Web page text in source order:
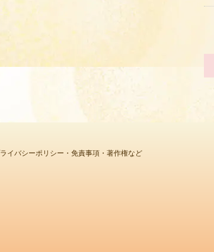
イバシーポリシー・免責事項・著作権など